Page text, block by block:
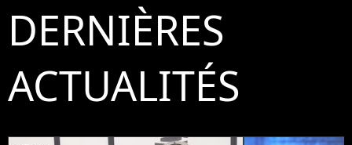
DERNIÈRES
ACTUALITÉS